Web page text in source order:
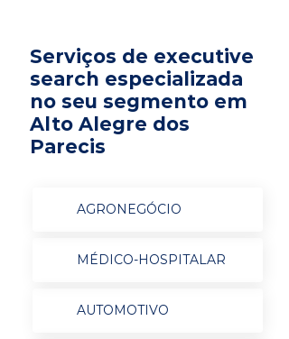
Serviços de executive
search especializada
no seu segmento em
Alto Alegre dos
Parecis
AGRONEGÓCIO
MÉDICO-HOSPITALAR
AUTOMOTIVO